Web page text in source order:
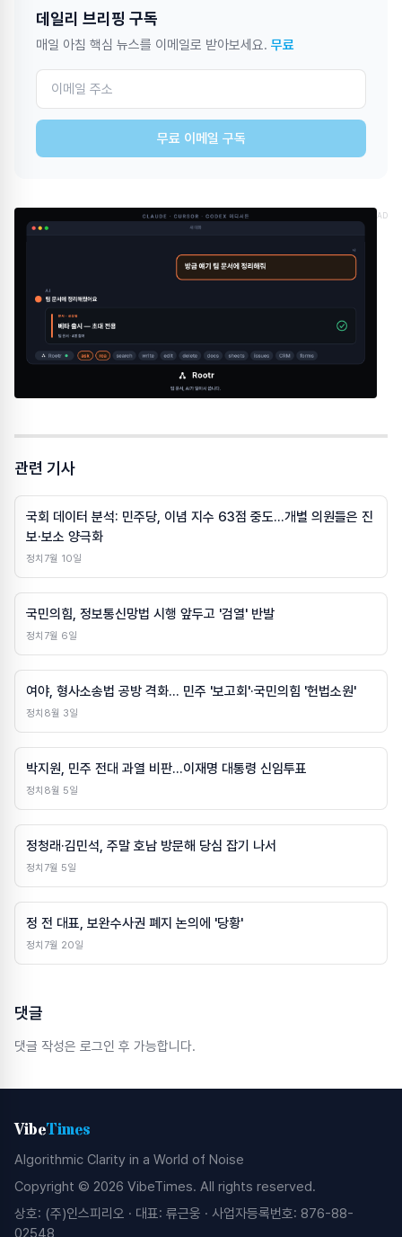
데일리 브리핑 구독
매일 아침 핵심 뉴스를 이메일로 받아보세요. 무료
무료 이메일 구독
AD
관련 기사
국회 데이터 분석: 민주당, 이념 지수 63점 중도…개별 의원들은 진
보·보소 양극화
정치 7월 10일
국민의힘, 정보통신망법 시행 앞두고 '검열' 반발
정치 7월 6일
여야, 형사소송법 공방 격화… 민주 '보고회'·국민의힘 '헌법소원'
정치 8월 3일
박지원, 민주 전대 과열 비판…이재명 대통령 신임투표
정치 8월 5일
정청래·김민석, 주말 호남 방문해 당심 잡기 나서
정치 7월 5일
정 전 대표, 보완수사권 폐지 논의에 '당황'
정치 7월 20일
댓글
댓글 작성은 로그인 후 가능합니다.
VibeTimes
Algorithmic Clarity in a World of Noise
Copyright © 2026 VibeTimes. All rights reserved.
상호: (주)인스피리오 · 대표: 류근웅 · 사업자등록번호: 876-88-
02548